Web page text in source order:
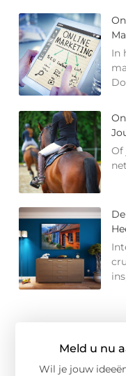
In
Of
Meld u nu
Wil je jouw